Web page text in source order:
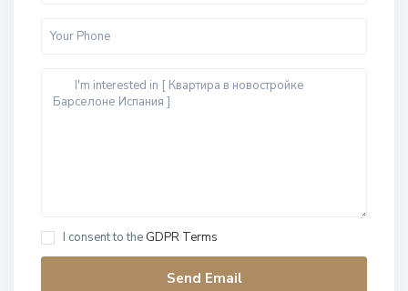
I consent to the GDPR Terms